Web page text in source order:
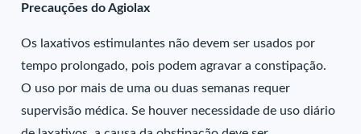
Precauções do Agiolax
Os laxativos estimulantes não devem ser usados por
tempo prolongado, pois podem agravar a constipação.
O uso por mais de uma ou duas semanas requer
supervisão médica. Se houver necessidade de uso diário